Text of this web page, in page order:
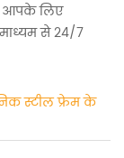
आपके लिए
से 24/7
स्टील फ्रेम के